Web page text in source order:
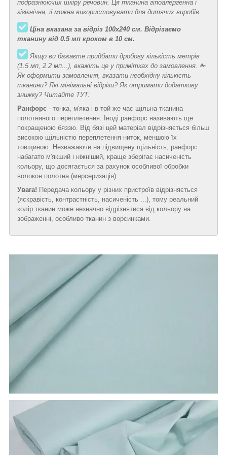
подразнюючих шкіру речовин. Ця тканина гіпоалергенна і
гігієнічна, її можна використовувати для дитячих виробів.
Ціна вказана за відріз 100х240 см. Відрізаємо
тканину від 0.5 мп кроком в 10 см.
Якщо ви бажаєте придбати дробову кількість метрів
(1.5 мп, 2.2 мп...), вкажіть це у примітках до замовлення. ✁
Як оформити замовлення, вказати необхідну кількість
тканини? Які мінімальні відрізи? Як отримати додаткову
знижку? Читайте ТУТ.
Ранфорс - тонка, м'яка і в той же час щільна тканина
полотняного переплетення. Іноді ранфорс називають ще
покращеною бяззю. Від бязі цей матеріал відрізняється більш
високою щільністю переплетення ниток, меншою їх
товщиною. Незважаючи на підвищену щільність, ранфорс
набагато м'якший і ніжніший, краще зберігає насиченість
кольору, що досягається за рахунок особливої обробки
волокон полотна (мерсеризація).
Увага! Передача кольору у різних пристроїв відрізняється
(яскравість, контрастність, насиченість ...), тому реальний
колір тканин може незначно відрізнятися від кольору на
зображенні, особливо тканин з ворсинками.